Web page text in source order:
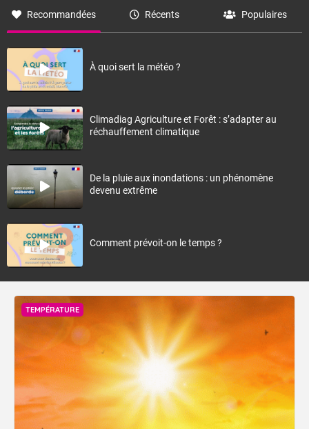
Recommandées Récents Populaires
À quoi sert la météo ?
Climadiag Agriculture et Forêt : s’adapter au
réchauffement climatique
De la pluie aux inondations : un phénomène
devenu extrême
Comment prévoit-on le temps ?
TEMPÉRATURE